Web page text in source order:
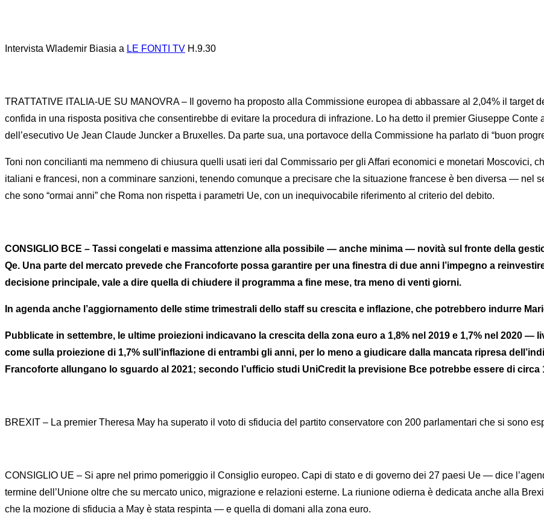
Intervista Wlademir Biasia a LE FONTI TV H.9.30
TRATTATIVE ITALIA-UE SU MANOVRA – Il governo ha proposto alla Commissione europea di abbassare al 2,04% il target
confida in una risposta positiva che consentirebbe di evitare la procedura di infrazione. Lo ha detto il premier Giuseppe Conte
dell’esecutivo Ue Jean Claude Juncker a Bruxelles. Da parte sua, una portavoce della Commissione ha parlato di “buon
Toni non concilianti ma nemmeno di chiusura quelli usati ieri dal Commissario per gli Affari economici e monetari Moscovici,
italiani e francesi, non a comminare sanzioni, tenendo comunque a precisare che la situazione francese è ben diversa — nel
che sono “ormai anni” che Roma non rispetta i parametri Ue, con un inequivocabile riferimento al criterio del debito.
CONSIGLIO BCE – Tassi congelati e massima attenzione alla possibile — anche minima — novità sul fronte della
Qe. Una parte del mercato prevede che Francoforte possa garantire per una finestra di due anni l’impegno a
decisione principale, vale a dire quella di chiudere il programma a fine mese, tra meno di venti giorni.
In agenda anche l’aggiornamento delle stime trimestrali dello staff su crescita e inflazione, che potrebbero indurre
Pubblicate in settembre, le ultime proiezioni indicavano la crescita della zona euro a 1,8% nel 2019 e 1,7% nel 2020
come sulla proiezione di 1,7% sull’inflazione di entrambi gli anni, per lo meno a giudicare dalla mancata ripresa
Francoforte allungano lo sguardo al 2021; secondo l’ufficio studi UniCredit la previsione Bce potrebbe essere di circa
BREXIT – La premier Theresa May ha superato il voto di sfiducia del partito conservatore con 200 parlamentari che si sono
CONSIGLIO UE – Si apre nel primo pomeriggio il Consiglio europeo. Capi di stato e di governo dei 27 paesi Ue — dice
termine dell’Unione oltre che su mercato unico, migrazione e relazioni esterne. La riunione odierna è dedicata anche alla
che la mozione di sfiducia a May è stata respinta — e quella di domani alla zona euro.